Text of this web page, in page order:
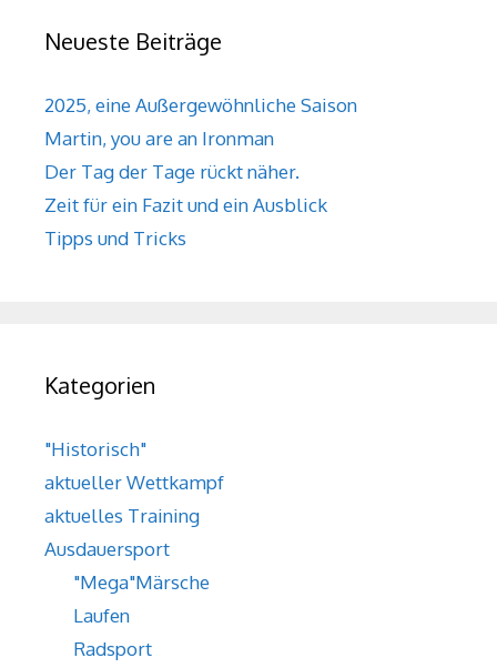
Neueste Beiträge
2025, eine Außergewöhnliche Saison
Martin, you are an Ironman
Der Tag der Tage rückt näher.
Zeit für ein Fazit und ein Ausblick
Tipps und Tricks
Kategorien
"Historisch"
aktueller Wettkampf
aktuelles Training
Ausdauersport
"Mega"Märsche
Laufen
Radsport